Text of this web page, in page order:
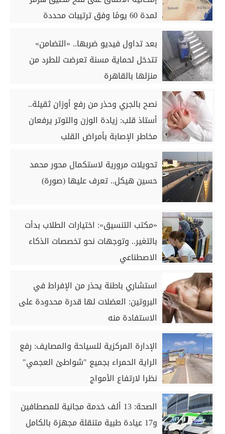
لمدة 60 يومًا وفق ترتيبات محددة
بعد تداول فيديو ضربها.. «التضامن»
تتدخل لحماية مسنة تعرضت للطرد من
منزلها بالقاهرة
نصح بالجري وحذر من رفع أوزان ثقيلة..
أستاذ قلب: زيادة الوزن والتوتر يرفعان
مخاطر الإصابة بأمراض القلب
تحويلات مرورية لاستكمال محور محمد
حسين هيكل.. تعرف عليها (صورة)
«مكتب التنسيق»: اختيارات الطلاب بدأت
بالتغير.. وتوجهات نحو تخصصات الذكاء
الاصطناعي
استشاري باطنة يحذر من الإفراط في
البروتين: العضلات لها قدرة محدودة على
الاستفادة منه
الإدارة المركزية للسياحة والمصايف: رفع
الراية الحمراء بجميع "شواطئ العجمي"
نظرا لارتفاع الأمواج
الصحة: 13 ألف خدمة مجانية للمصطافين
و17 عيادة طبية متنقلة مجهزة بالكامل